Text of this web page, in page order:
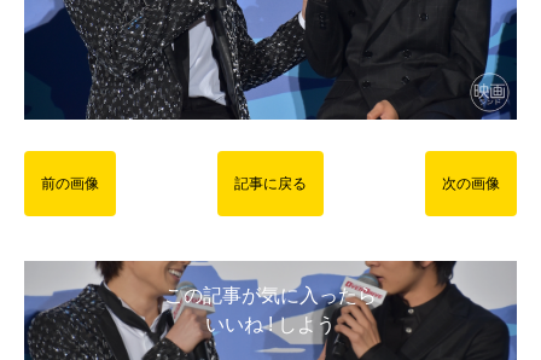
前の画像 記事に戻る 次の画像
この記事が気に入ったら
いいね ! しよう